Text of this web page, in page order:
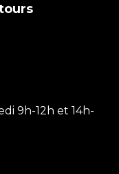
9h-12h et 14h-